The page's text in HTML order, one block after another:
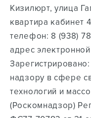
Кизилюрт, улица
квартира кабинет
телефон: ‭8 (938)
адрес
надзору в сфере
технологий и
(Роскомнадзор)